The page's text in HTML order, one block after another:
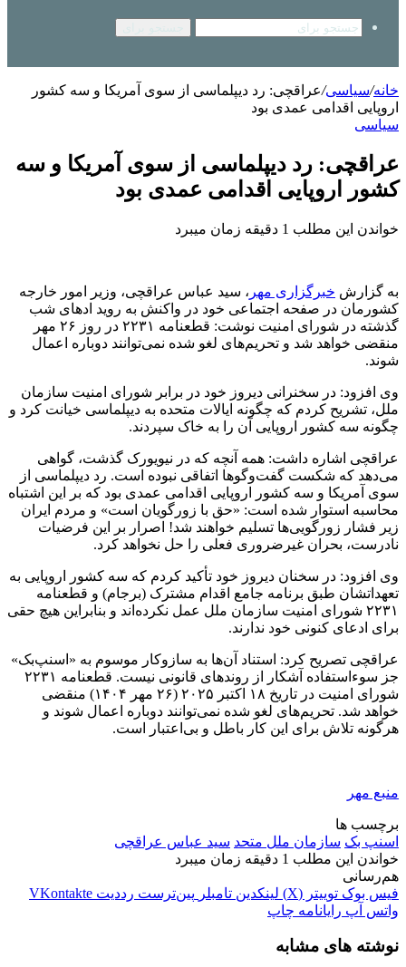
خانه/سیاسی/عراقچی: رد دیپلماسی از سوی آمریکا و سه کشور
اروپایی اقدامی عمدی بود
سیاسی
عراقچی: رد دیپلماسی از سوی آمریکا و سه
کشور اروپایی اقدامی عمدی بود
خواندن این مطلب 1 دقیقه زمان میبرد
به گزارش خبرگزاری مهر ، سید عباس عراقچی، وزیر امور خارجه
کشورمان در صفحه اجتماعی خود در واکنش به روید ادهای شب
گذشته در شورای امنیت نوشت: قطعنامه ۲۲۳۱ در روز ۲۶ مهر
منقضی خواهد شد و تحریم‌های لغو شده نمی‌توانند دوباره اعمال
شوند.
وی افزود: در سخنرانی دیروز خود در برابر شورای امنیت سازمان
ملل، تشریح کردم که چگونه ایالات متحده به دیپلماسی خیانت کرد و
چگونه سه کشور اروپایی آن را به خاک سپردند.
عراقچی اشاره داشت: همه آنچه که در نیویورک گذشت، گواهی
می‌دهد که شکست گفت‌وگوها اتفاقی نبوده است. رد دیپلماسی از
سوی آمریکا و سه کشور اروپایی اقدامی عمدی بود که بر این اشتباه
محاسبه استوار شده است: «حق با زورگویان است» و مردم ایران
زیر فشار زورگویی‌ها تسلیم خواهند شد! اصرار بر این فرضیات
نادرست، بحران غیرضروری فعلی را حل نخواهد کرد.
وی افزود: در سخنان دیروز خود تأکید کردم که سه کشور اروپایی به
تعهداتشان طبق برنامه جامع اقدام مشترک (برجام) و قطعنامه
۲۲۳۱ شورای امنیت سازمان ملل عمل نکرده‌اند و بنابراین هیچ حقی
برای ادعای کنونی خود ندارند.
عراقچی تصریح کرد: استناد آن‌ها به سازوکار موسوم به « اسنپ‌بک»
جز سوءاستفاده آشکار از روندهای قانونی نیست. قطعنامه ۲۲۳۱
شورای امنیت در تاریخ ۱۸ اکتبر ۲۰۲۵ (۲۶ مهر ۱۴۰۴) منقضی
خواهد شد. تحریم‌های لغو شده نمی‌توانند دوباره اعمال شوند و
هرگونه تلاش برای این کار باطل و بی‌اعتبار است.
منبع مهر
برچسب ها
اسنپ بک سازمان ملل متحد سید عباس عراقچی
خواندن این مطلب 1 دقیقه زمان میبرد
هم‌رسانی
فیس بوک توییتر (X) لینکدین ‫تامبلر ‫پین‌ترست ‫رددیت ‫VKontakte
واتس آپ رایانامه چاپ
نوشته های مشابه